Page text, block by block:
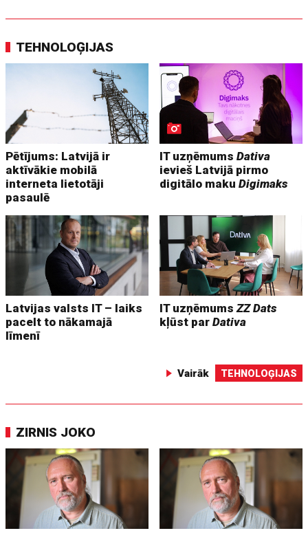
TEHNOLOĢIJAS
Pētījums: Latvijā ir
aktīvākie mobilā
interneta lietotāji
pasaulē
IT uzņēmumsDativa
ievieš Latvijā pirmo
digitālo makuDigimaks
Latvijas valsts IT – laiks
pacelt to nākamajā
līmenī
IT uzņēmumsZZ Dats
kļūst parDativa
Vairāk TEHNOLOĢIJAS
ZIRNIS JOKO